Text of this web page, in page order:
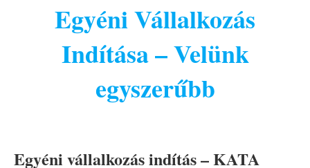
Egyéni Vállalkozás
Indítása – Velünk
egyszerűbb
Egyéni vállalkozás indítás – KATA